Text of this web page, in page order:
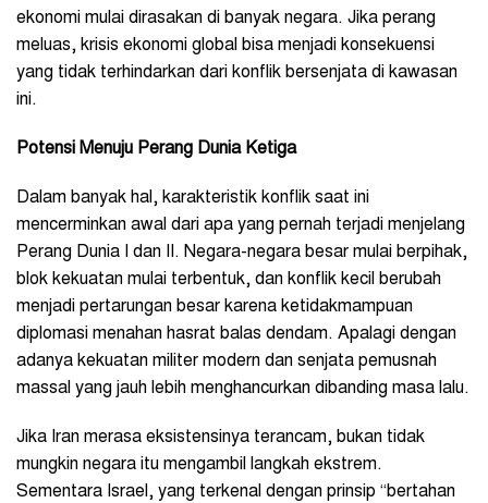
ekonomi mulai dirasakan di banyak negara. Jika perang
meluas, krisis ekonomi global bisa menjadi konsekuensi
yang tidak terhindarkan dari konflik bersenjata di kawasan
ini.
Potensi Menuju Perang Dunia Ketiga
Dalam banyak hal, karakteristik konflik saat ini
mencerminkan awal dari apa yang pernah terjadi menjelang
Perang Dunia I dan II. Negara-negara besar mulai berpihak,
blok kekuatan mulai terbentuk, dan konflik kecil berubah
menjadi pertarungan besar karena ketidakmampuan
diplomasi menahan hasrat balas dendam. Apalagi dengan
adanya kekuatan militer modern dan senjata pemusnah
massal yang jauh lebih menghancurkan dibanding masa lalu.
Jika Iran merasa eksistensinya terancam, bukan tidak
mungkin negara itu mengambil langkah ekstrem.
Sementara Israel, yang terkenal dengan prinsip “bertahan